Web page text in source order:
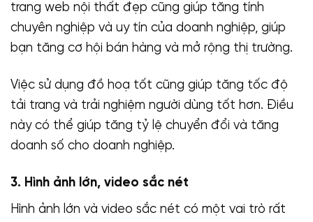
trang web nội thất đẹp cũng giúp tăng tính
chuyên nghiệp và uy tín của doanh nghiệp, giúp
bạn tăng cơ hội bán hàng và mở rộng thị trường.
Việc sử dụng đồ hoạ tốt cũng giúp tăng tốc độ
tải trang và trải nghiệm người dùng tốt hơn. Điều
này có thể giúp tăng tỷ lệ chuyển đổi và tăng
doanh số cho doanh nghiệp.
3. Hình ảnh lớn, video sắc nét
Hình ảnh lớn và video sắc nét có một vai trò rất